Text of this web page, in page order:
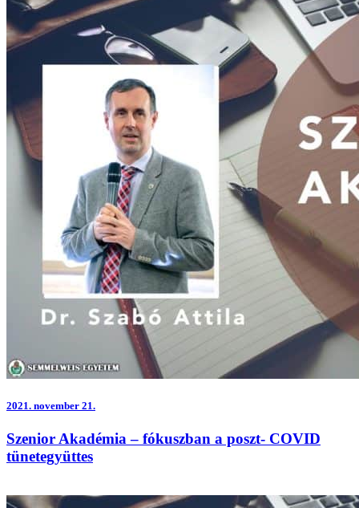
2021. november 21.
Szenior Akadémia – fókuszban a poszt- COVID
tünetegyüttes